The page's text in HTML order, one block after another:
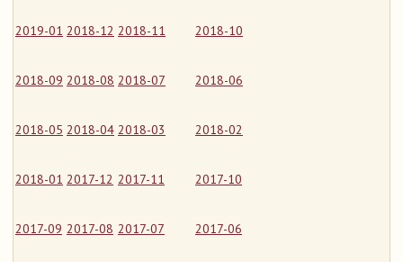
2019-01 2018-12 2018-11 2018-10
2018-09 2018-08 2018-07 2018-06
2018-05 2018-04 2018-03 2018-02
2018-01 2017-12 2017-11 2017-10
2017-09 2017-08 2017-07 2017-06